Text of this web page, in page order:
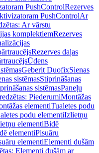
PushControlRezerves
PushControlAr
Ar vārstu
komplektiemRezerves
Rezerves daļas
Ūdens
Geberit DuofixSienas
sistēmasStiprināšanas
sistēmasPaneļu
PiederumiMontāžas
elementiTualetes podu
podu elementiIzlietņu
elementiBidē
elementiPisuāru
elementiElementi dušām
Elementi dušām ar